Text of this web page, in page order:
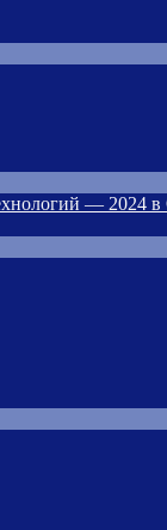
— 2024 в